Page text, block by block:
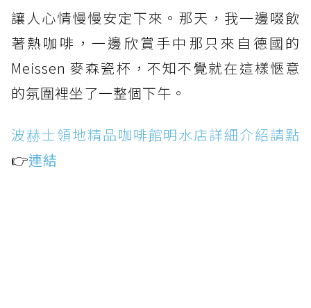
讓人心情慢慢安定下來。那天，我一邊啜飲
著熱咖啡，一邊欣賞手中那只來自德國的
Meissen 麥森瓷杯，不知不覺就在這樣愜意
的氛圍裡坐了一整個下午。
波赫士領地精品咖啡館明水店詳細介紹請點
👉連結